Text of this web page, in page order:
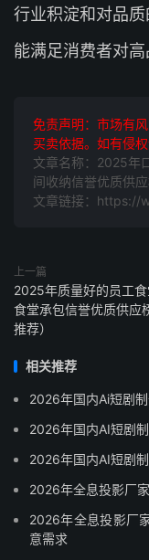
行业积淀和对品
能满足消费者对高
免责声明：市场有
买卖依据。如有侵权
文章名称：2025年
间收纳信誉优质供应
文章链接：https://
上一篇
2025年质量好的员工
食堂承包信誉优质供应
推荐）
相关推荐
2026年国内Ai短剧
2026年国内AI短剧
2026年国内AI短剧
2026年全息投影厂
2026年全息投影厂
意需求